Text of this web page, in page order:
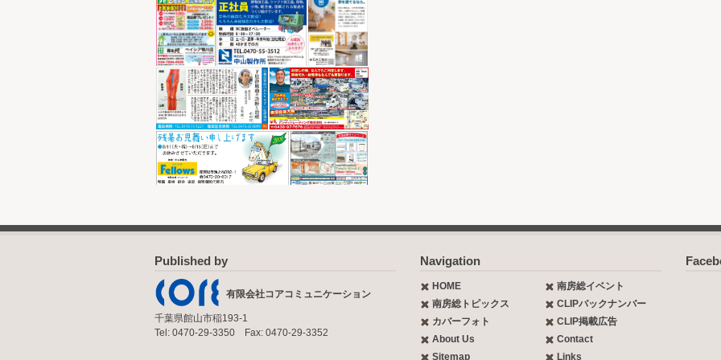
Published by
有限会社コアコミュニケーション
千葉県館山市稲193-1
Tel: 0470-29-3350 Fax: 0470-29-3352
Navigation
HOME
南房総イベント
南房総トピックス
CLIPバックナンバー
カバーフォト
CLIP掲載広告
About Us
Contact
Sitemap
Links